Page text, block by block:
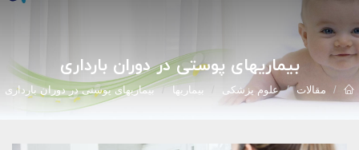
بیماریهای پوستی در دوران بارداری
مقالات علوم پزشکی بیماریها بیماریهای پوستی در دوران بارداری